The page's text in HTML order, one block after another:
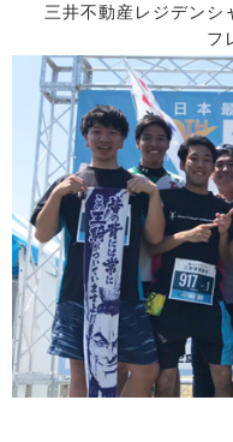
三井不動産レジデン
フ